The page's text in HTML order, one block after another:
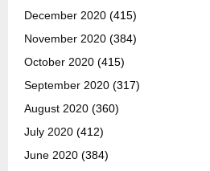
December 2020 (415)
November 2020 (384)
October 2020 (415)
September 2020 (317)
August 2020 (360)
July 2020 (412)
June 2020 (384)